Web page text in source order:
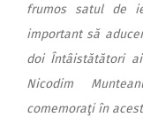
frumos satul de
important să
doi Întâistătători ai
Nicodim
comemoraţi în